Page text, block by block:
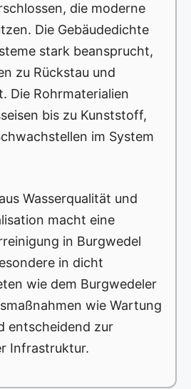
die moderne
Die Gebäudedichte
stark beansprucht,
zu Rückstau und
Die Rohrmaterialien
bis zu Kunststoff,
im System
Wasserqualität und
macht eine
in Burgwedel
in dicht
wie dem Burgwedeler
wie Wartung
entscheidend zur
Infrastruktur.